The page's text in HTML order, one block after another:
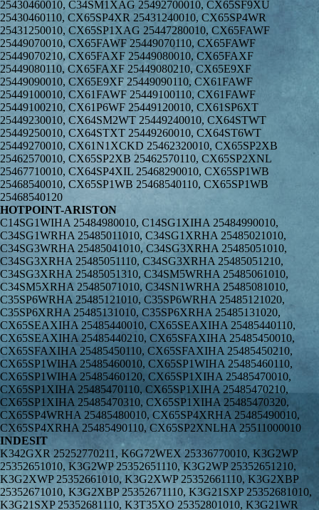
25430460010, C34SM1XAG 25492700010, CX65SF9XU
25430460110, CX65SP4XR 25431240010, CX65SP4WR
25431250010, CX65SP1XAG 25447280010, CX65FAWF
25449070010, CX65FAWF 25449070110, CX65FAWF
25449070210, CX65FAXF 25449080010, CX65FAXF
25449080110, CX65FAXF 25449080210, CX65E9XF
25449090010, CX65E9XF 25449090110, CX61FAWF
25449100010, CX61FAWF 25449100110, CX61FAWF
25449100210, CX61P6WF 25449120010, CX61SP6XT
25449230010, CX64SM2WT 25449240010, CX64STWT
25449250010, CX64STXT 25449260010, CX64ST6WT
25449270010, CX61N1XCKD 25462320010, CX65SP2XB
25462570010, CX65SP2XB 25462570110, CX65SP2XNL
25467710010, CX64SP4XIL 25468290010, CX65SP1WB
25468540010, CX65SP1WB 25468540110, CX65SP1WB
25468540120
HOTPOINT-ARISTON
C14SG1WIHA 25484980010, C14SG1XIHA 25484990010,
C34SG1WRHA 25485011010, C34SG1XRHA 25485021010,
C34SG3WRHA 25485041010, C34SG3XRHA 25485051010,
C34SG3XRHA 25485051110, C34SG3XRHA 25485051210,
C34SG3XRHA 25485051310, C34SM5WRHA 25485061010,
C34SM5XRHA 25485071010, C34SN1WRHA 25485081010,
C35SP6WRHA 25485121010, C35SP6WRHA 25485121020,
C35SP6XRHA 25485131010, C35SP6XRHA 25485131020,
CX65SEAXIHA 25485440010, CX65SEAXIHA 25485440110,
CX65SEAXIHA 25485440210, CX65SFAXIHA 25485450010,
CX65SFAXIHA 25485450110, CX65SFAXIHA 25485450210,
CX65SP1WIHA 25485460010, CX65SP1WIHA 25485460110,
CX65SP1WIHA 25485460120, CX65SP1XIHA 25485470010,
CX65SP1XIHA 25485470110, CX65SP1XIHA 25485470210,
CX65SP1XIHA 25485470310, CX65SP1XIHA 25485470320,
CX65SP4WRHA 25485480010, CX65SP4XRHA 25485490010,
CX65SP4XRHA 25485490110, CX65SP2XNLHA 25511000010
INDESIT
K342GXR 25252770211, K6G72WEX 25336770010, K3G2WP
25352651010, K3G2WP 25352651110, K3G2WP 25352651210,
K3G2XWP 25352661010, K3G2XWP 25352661110, K3G2XBP
25352671010, K3G2XBP 25352671110, K3G21SXP 25352681010,
K3G21SXP 25352681110, K3T35XO 25352801010, K3G21WR